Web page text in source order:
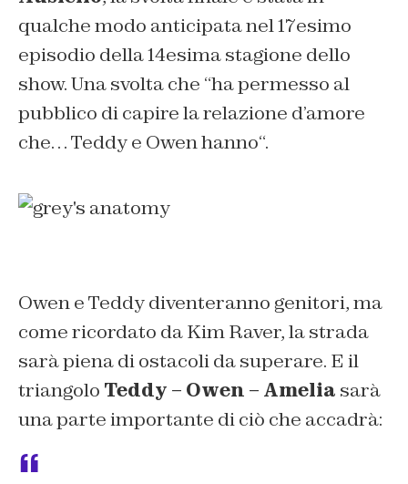
qualche modo anticipata nel 17esimo
episodio della 14esima stagione dello
show. Una svolta che “ha permesso al
pubblico di capire la relazione d’amore
che… Teddy e Owen hanno“.
Owen e Teddy diventeranno genitori, ma
come ricordato da Kim Raver, la strada
sarà piena di ostacoli da superare. E il
triangolo Teddy – Owen – Amelia sarà
una parte importante di ciò che accadrà: